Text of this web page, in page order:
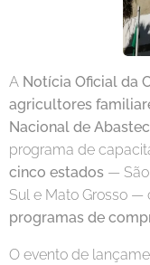
A Notícia Oficial da
agricultores
Nacional de
programa de
cinco estados — São
Sul e Mato Grosso
programas de
O evento de